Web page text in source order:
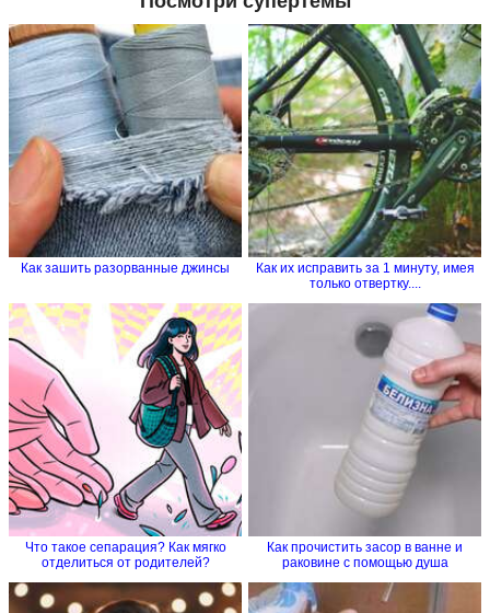
Как зашить разорванные джинсы
Как их исправить за 1 минуту, имея
только отвертку....
Что такое сепарация? Как мягко
отделиться от родителей?
Как прочистить засор в ванне и
раковине с помощью душа